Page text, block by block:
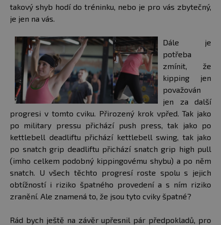
takový shyb hodí do tréninku, nebo je pro vás zbytečný,
je jen na vás.
Dále je
potřeba
zmínit, že
kipping jen
považován
jen za další
progresi v tomto cviku. Přirozený krok vpřed. Tak jako
po military pressu přichází push press, tak jako po
kettlebell deadliftu přichází kettlebell swing, tak jako
po snatch grip deadliftu přichází snatch grip high pull
(imho celkem podobný kippingovému shybu) a po něm
snatch. U všech těchto progresí roste spolu s jejich
obtížností i riziko špatného provedení a s ním riziko
zranění. Ale znamená to, že jsou tyto cviky špatné?
Rád bych ještě na závěr upřesnil pár předpokladů, pro